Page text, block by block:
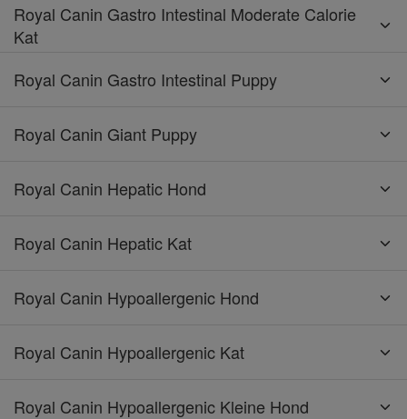
Royal Canin Gastro Intestinal Moderate Calorie
Kat
Royal Canin Gastro Intestinal Puppy
Royal Canin Giant Puppy
Royal Canin Hepatic Hond
Royal Canin Hepatic Kat
Royal Canin Hypoallergenic Hond
Royal Canin Hypoallergenic Kat
Royal Canin Hypoallergenic Kleine Hond